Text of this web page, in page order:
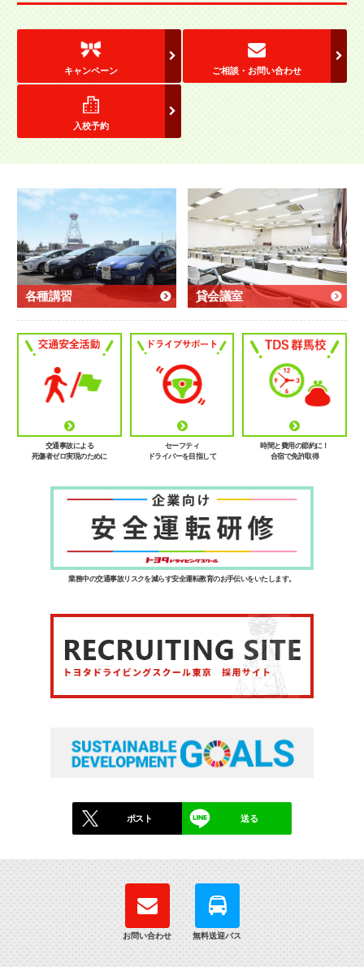
キャンペーン ご相談・お問い合わせ
入校予約
各種講習 貸会議室
交通事故による
死傷者ゼロ実現のために
セーフティ
ドライバーを目指して
時間と費用の節約に！
合宿で免許取得
業務中の交通事故リスクを減らす安全運転教育のお手伝いをいたします。
ポスト 送る
お問い合わせ 無料送迎バス